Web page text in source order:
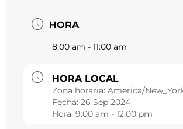
HORA
8:00 am - 11:00 am
HORA LOCAL
Zona horaria: America/
Fecha: 26 Sep 2024
Hora: 9:00 am - 12:00 pm